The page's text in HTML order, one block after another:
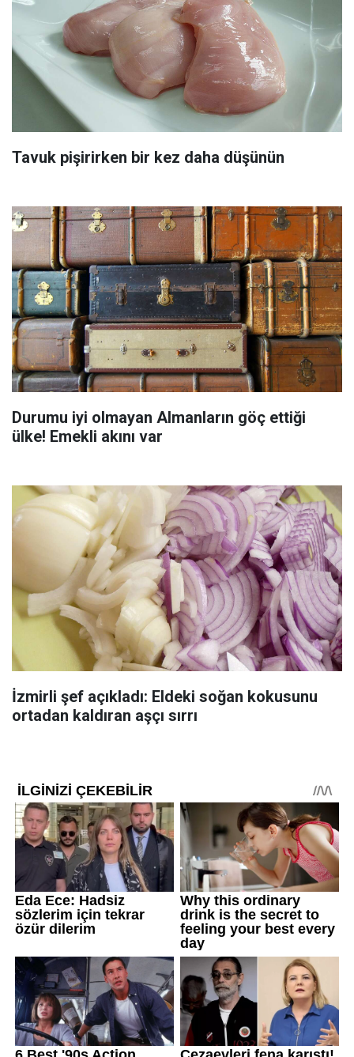
Tavuk pişirirken bir kez daha düşünün
Durumu iyi olmayan Almanların göç ettiği
ülke! Emekli akını var
İzmirli şef açıkladı: Eldeki soğan kokusunu
ortadan kaldıran aşçı sırrı